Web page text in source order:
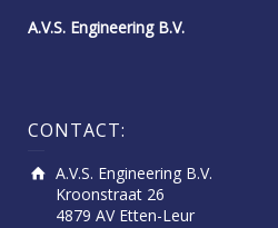
A.V.S. Engineering B.V.
CONTACT:
A.V.S. Engineering B.V.
Kroonstraat 26
4879 AV Etten-Leur